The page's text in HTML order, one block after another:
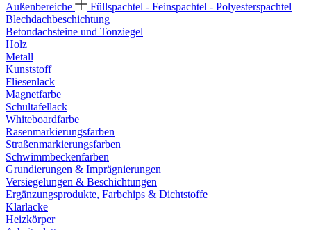
Außenbereiche
Füllspachtel - Feinspachtel - Polyesterspachtel
Blechdachbeschichtung
Betondachsteine und Tonziegel
Holz
Metall
Kunststoff
Fliesenlack
Magnetfarbe
Schultafellack
Whiteboardfarbe
Rasenmarkierungsfarben
Straßenmarkierungsfarben
Schwimmbeckenfarben
Grundierungen & Imprägnierungen
Versiegelungen & Beschichtungen
Ergänzungsprodukte, Farbchips & Dichtstoffe
Klarlacke
Heizkörper